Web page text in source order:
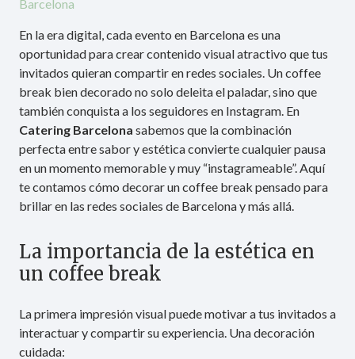
Barcelona
En la era digital, cada evento en Barcelona es una
oportunidad para crear contenido visual atractivo que tus
invitados quieran compartir en redes sociales. Un coffee
break bien decorado no solo deleita el paladar, sino que
también conquista a los seguidores en Instagram. En
Catering Barcelona sabemos que la combinación
perfecta entre sabor y estética convierte cualquier pausa
en un momento memorable y muy “instagrameable”. Aquí
te contamos cómo decorar un coffee break pensado para
brillar en las redes sociales de Barcelona y más allá.
La importancia de la estética en
un coffee break
La primera impresión visual puede motivar a tus invitados a
interactuar y compartir su experiencia. Una decoración
cuidada: